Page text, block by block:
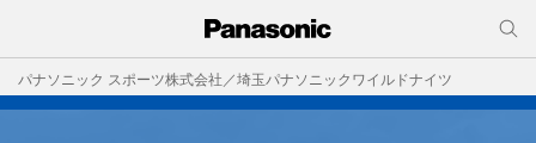
パナソニック スポーツ株式会社／埼玉パナソニックワイルドナイツ